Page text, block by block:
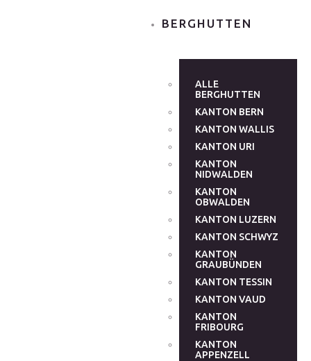
BERGHUTTEN
ALLE
BERGHUTTEN
KANTON BERN
KANTON WALLIS
KANTON URI
KANTON
NIDWALDEN
KANTON
OBWALDEN
KANTON LUZERN
KANTON SCHWYZ
KANTON
GRAUBÜNDEN
KANTON TESSIN
KANTON VAUD
KANTON
FRIBOURG
KANTON
APPENZELL